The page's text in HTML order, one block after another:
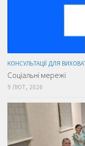
КОНСУЛЬТАЦІЇ ДЛЯ
Соціальні мережі
9 ЛЮТ, 2026